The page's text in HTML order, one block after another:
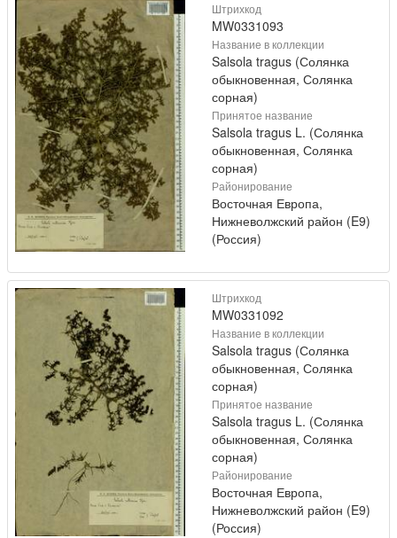
Штрихкод
MW0331093
Название в коллекции
Salsola tragus (Солянка
обыкновенная, Солянка
сорная)
Принятое название
Salsola tragus L. (Солянка
обыкновенная, Солянка
сорная)
Районирование
Восточная Европа,
Нижневолжский район (E9)
(Россия)
Штрихкод
MW0331092
Название в коллекции
Salsola tragus (Солянка
обыкновенная, Солянка
сорная)
Принятое название
Salsola tragus L. (Солянка
обыкновенная, Солянка
сорная)
Районирование
Восточная Европа,
Нижневолжский район (E9)
(Россия)